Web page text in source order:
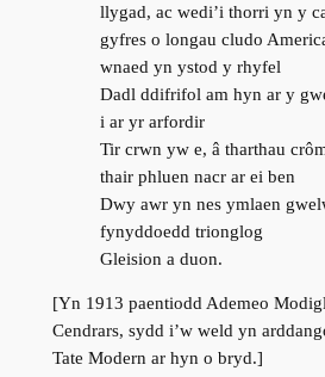
llygad, ac wedi’i thorri yn y
gyfres o longau cludo
wnaed yn ystod y rhyfel
Dadl ddifrifol am hyn ar y
i ar yr arfordir
Tir crwn yw e, â tharthau
thair phluen nacr ar ei ben
Dwy awr yn nes ymlaen
fynyddoedd trionglog
Gleision a duon.
[Yn 1913 paentiodd Ademeo
Cendrars, sydd i’w weld yn
Tate Modern ar hyn o bryd.]